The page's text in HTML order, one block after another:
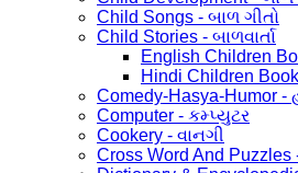
Child Songs - બાળ ગીતો
Child Stories - બાળવાર્તા
English Children
Hindi Children
Comedy-Hasya-Humor -
Computer - કમ્પ્યુટર
Cookery - વાનગી
Cross Word And Puzzles